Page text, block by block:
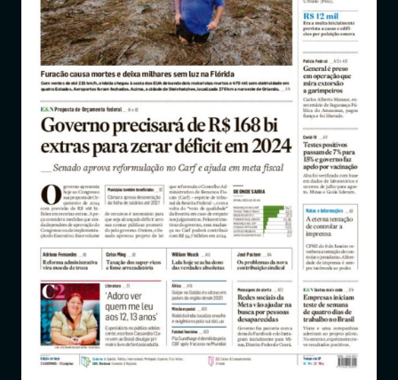
Notícias
Entrar